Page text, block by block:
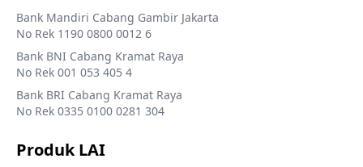
Bank Mandiri Cabang Gambir Jakarta
No Rek 1190 0800 0012 6
Bank BNI Cabang Kramat Raya
No Rek 001 053 405 4
Bank BRI Cabang Kramat Raya
No Rek 0335 0100 0281 304
Produk LAI